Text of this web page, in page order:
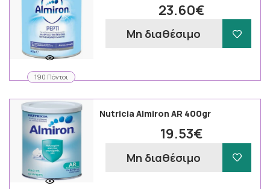
190 Πόντοι
23.60€
Μη διαθέσιμο
Nutricia Almiron AR 400gr
19.53€
Μη διαθέσιμο